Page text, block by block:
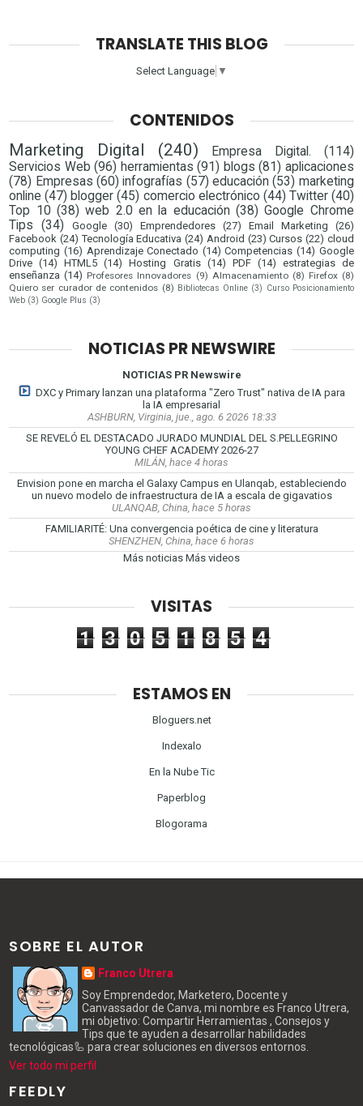
TRANSLATE THIS BLOG
Select Language ▼
CONTENIDOS
Marketing Digital (240) Empresa Digital.
(114)
Servicios Web (96) herramientas (91) blogs (81) aplicaciones
(78) Empresas (60) infografías (57) educación (53) marketing
online (47) blogger (45) comercio electrónico (44) Twitter (40)
Top 10 (38) web 2.0 en la educación (38) Google Chrome
Tips
(34) Google (30) Emprendedores (27) Email Marketing
(26)
Facebook (24) Tecnología Educativa (24) Android (23) Cursos (22) cloud
computing (16) Aprendizaje Conectado (14) Competencias (14) Google
Drive (14) HTML5 (14) Hosting Gratis (14) PDF (14) estrategias de
enseñanza (14) Profesores Innovadores (9) Almacenamiento (8) Firefox (8)
Quiero ser curador de contenidos (8) Bibliotecas Online (3) Curso Posicionamiento
Web (3) Google Plus (3)
NOTICIAS PR NEWSWIRE
NOTICIAS PR Newswire
DXC y Primary lanzan una plataforma "Zero Trust" nativa de IA para
la IA empresarial
ASHBURN, Virginia, jue., ago. 6 2026 18:33
SE REVELÓ EL DESTACADO JURADO MUNDIAL DEL S.PELLEGRINO
YOUNG CHEF ACADEMY 2026-27
MILÁN, hace 4 horas
Envision pone en marcha el Galaxy Campus en Ulanqab, estableciendo
un nuevo modelo de infraestructura de IA a escala de gigavatios
ULANQAB, China, hace 5 horas
FAMILIARITÉ: Una convergencia poética de cine y literatura
SHENZHEN, China, hace 6 horas
Más noticias Más videos
VISITAS
1 3 0 5 1 8 5 4
ESTAMOS EN
Bloguers.net
Indexalo
En la Nube Tic
Paperblog
Blogorama
SOBRE EL AUTOR
Franco Utrera
Soy Emprendedor, Marketero, Docente y
Canvassador de Canva, mi nombre es Franco Utrera,
mi objetivo: Compartir Herramientas , Consejos y
Tips que te ayuden a desarrollar habilidades
tecnológicas🦾 para crear soluciones en diversos entornos.
Ver todo mi perfil
FEEDLY